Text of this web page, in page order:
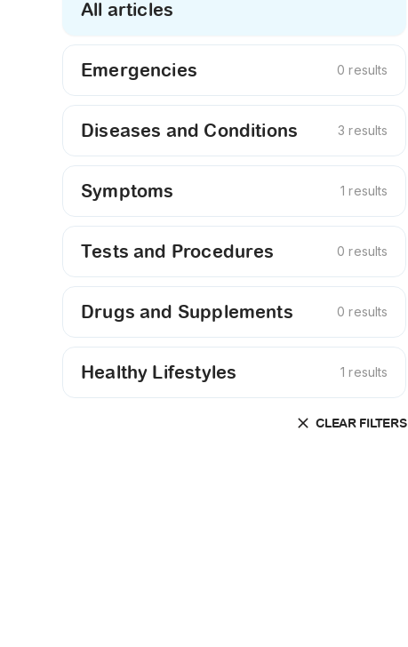
All articles
Emergencies 0 results
Diseases and Conditions 3 results
Symptoms 1 results
Tests and Procedures 0 results
Drugs and Supplements 0 results
Healthy Lifestyles 1 results
CLEAR FILTERS